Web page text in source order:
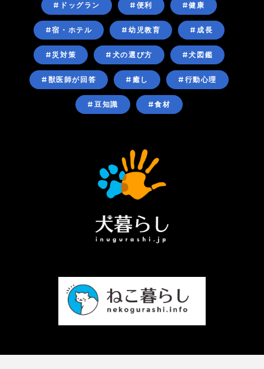
#ドッグラン #便利 #健康
#宿・ホテル #幼児教育 #成長
#災対策 #犬の選び方 #犬図鑑
#獣医師が回答 #癒し #行動心理
#豆知識 #食材